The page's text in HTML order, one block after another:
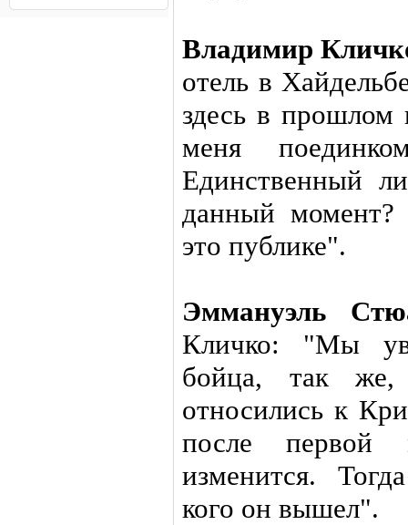
Владимир
отель в
здесь в прошлом
меня
Единственный
данный момент?
это публике".
Эммануэль
Кличко: "Мы
бойца, так
относились к
после
изменится.
кого он вышел".